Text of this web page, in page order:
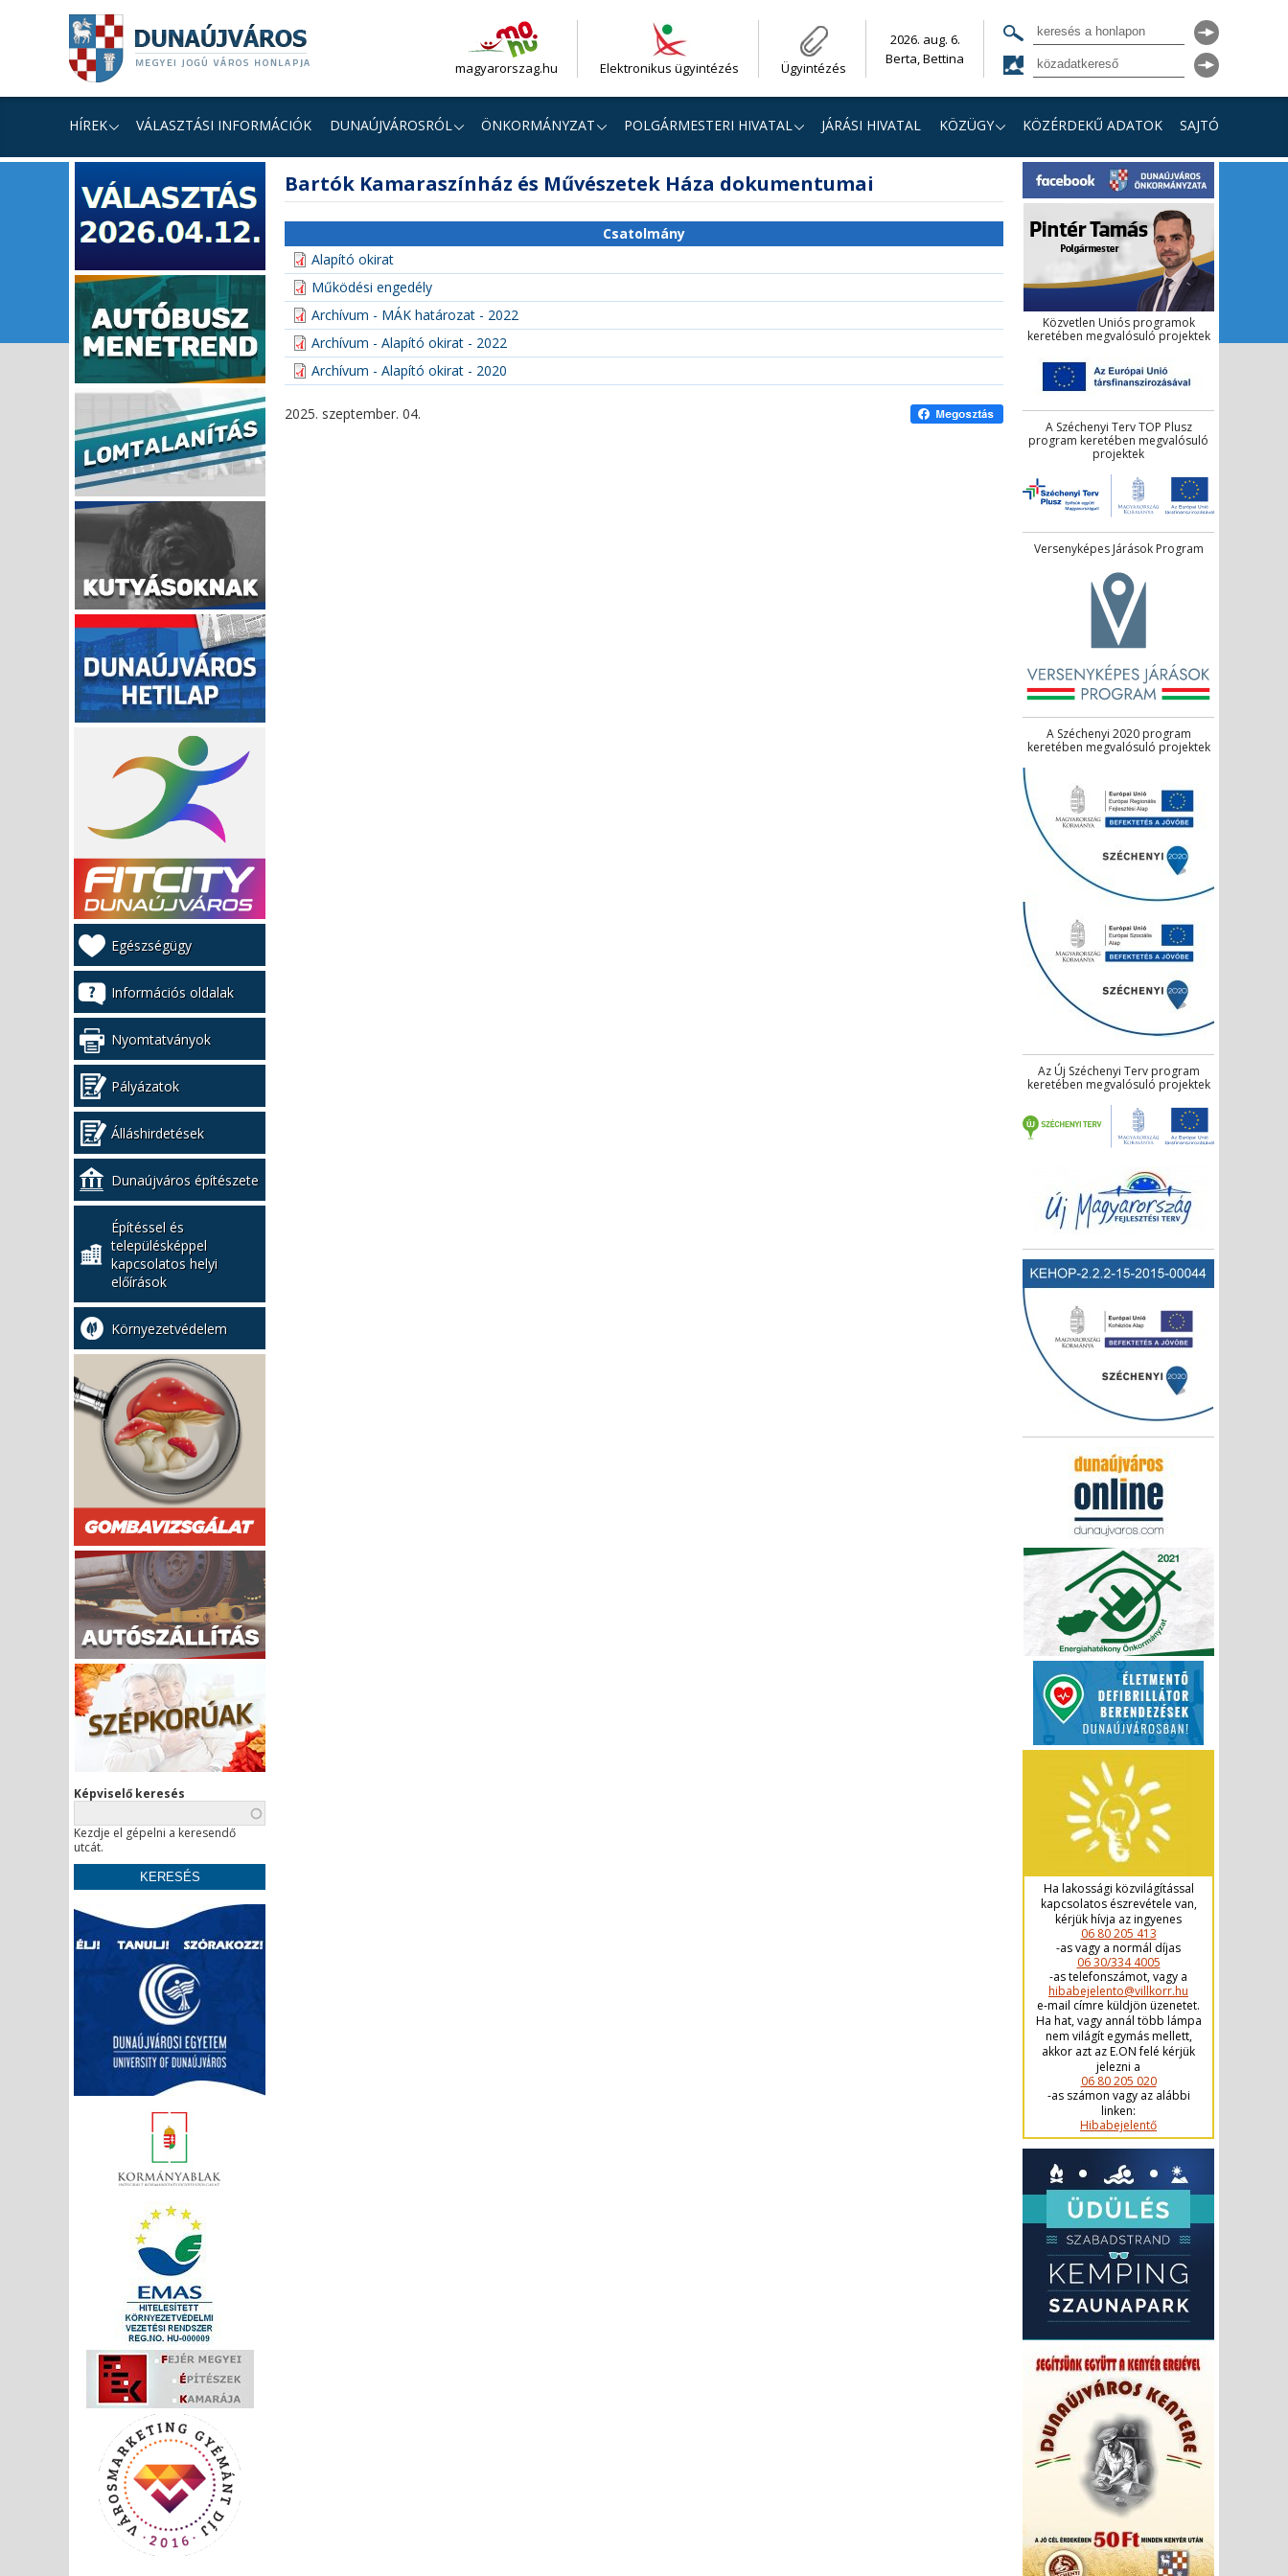
tartalomhoz
navigációhoz
kereséshez
magyarorszag.hu Elektronikus ügyintézés Ügyintézés
2026. aug. 6.
Berta, Bettina
HÍREK VÁLASZTÁSI INFORMÁCIÓK DUNAÚJVÁROSRÓL ÖNKORMÁNYZAT POLGÁRMESTERI HIVATAL JÁRÁSI HIVATAL KÖZÜGY KÖZÉRDEKŰ ADATOK SAJTÓ
tartalom
Bartók Kamaraszínház és Művészetek Háza dokumentumai
Csatolmány
Alapító okirat
Működési engedély
Archívum - MÁK határozat - 2022
Archívum - Alapító okirat - 2022
Archívum - Alapító okirat - 2020
2025. szeptember. 04.
Kiemelt
bal
menü
Egészségügy
Információs oldalak
Nyomtatványok
Pályázatok
Álláshirdetések
Dunaújváros építészete
Építéssel és
településképpel
kapcsolatos helyi
előírások
Környezetvédelem
Képviselő keresés
Kezdje el gépelni a keresendő
utcát.
Közvetlen Uniós programok
keretében megvalósuló projektek
A Széchenyi Terv TOP Plusz
program keretében megvalósuló
projektek
Versenyképes Járások Program
A Széchenyi 2020 program
keretében megvalósuló projektek
Az Új Széchenyi Terv program
keretében megvalósuló projektek
Ha lakossági közvilágítással
kapcsolatos észrevétele van,
kérjük hívja az ingyenes
06 80 205 413
-as vagy a normál díjas
06 30/334 4005
-as telefonszámot, vagy a
hibabejelento@villkorr.hu
e-mail címre küldjön üzenetet.
Ha hat, vagy annál több lámpa
nem világít egymás mellett,
akkor azt az E.ON felé kérjük
jelezni a
06 80 205 020
-as számon vagy az alábbi
linken:
Hibabejelentő